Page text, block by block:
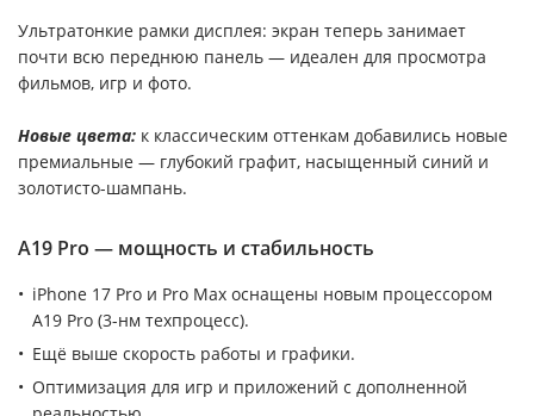
Ультратонкие рамки дисплея: экран теперь занимает
почти всю переднюю панель — идеален для просмотра
фильмов, игр и фото.
Новые цвета: к классическим оттенкам добавились новые
премиальные — глубокий графит, насыщенный синий и
золотисто-шампань.
A19 Pro — мощность и стабильность
iPhone 17 Pro и Pro Max оснащены новым процессором
A19 Pro (3-нм техпроцесс).
Ещё выше скорость работы и графики.
Оптимизация для игр и приложений с дополненной